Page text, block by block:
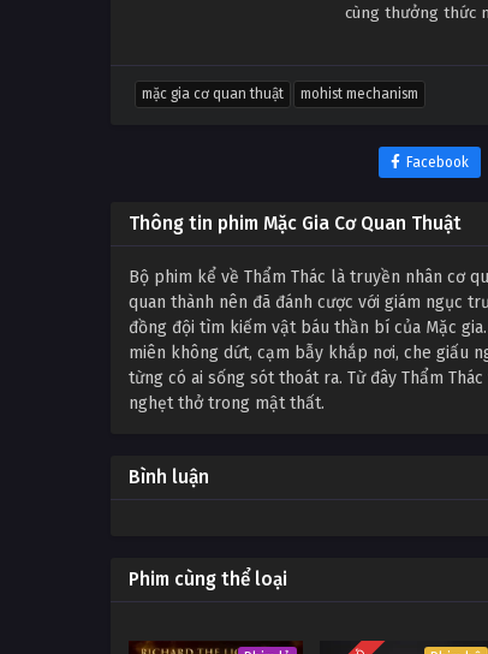
cùng thưởng thức
mặc gia cơ quan thuật mohist mechanism
Facebook
Thông tin phim Mặc Gia Cơ Quan Thuật
Bộ phim kể về Thẩm Thác là truyền nhân cơ
quan thành nên đã đánh cược với giám ngục
đồng đội tìm kiếm vật báu thần bí của Mặc
miên không dứt, cạm bẫy khắp nơi, che giấu
từng có ai sống sót thoát ra. Từ đây Thẩm
nghẹt thở trong mật thất.
Bình luận
Phim cùng thể loại